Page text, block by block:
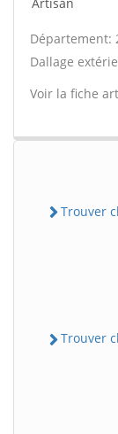
Département:
Dallage
Voir la fiche
Trouver
Trouver